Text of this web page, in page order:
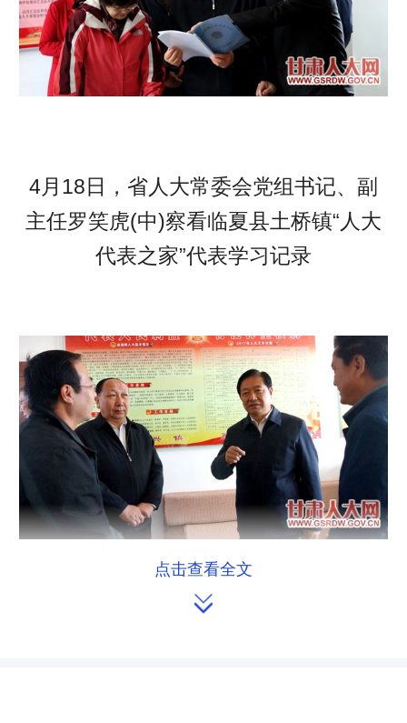
4月18日，省人大常委会党组书记、副
主任罗笑虎(中)察看临夏县土桥镇“人大
代表之家”代表学习记录
点击查看全文
